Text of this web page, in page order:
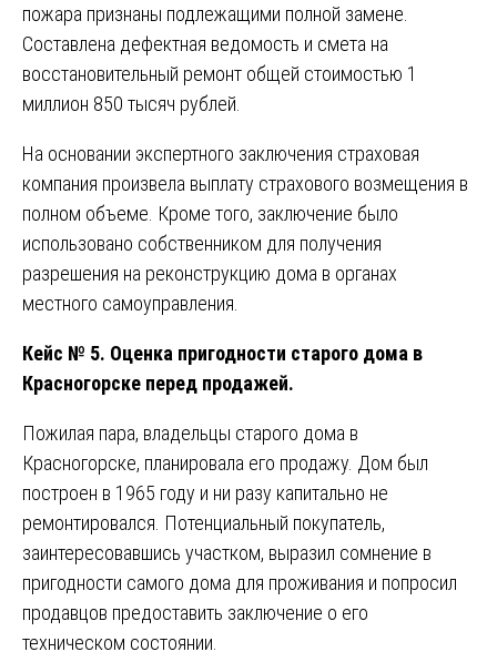
пожара признаны подлежащими полной замене.
Составлена дефектная ведомость и смета на
восстановительный ремонт общей стоимостью 1
миллион 850 тысяч рублей.
На основании экспертного заключения страховая
компания произвела выплату страхового возмещения в
полном объеме. Кроме того, заключение было
использовано собственником для получения
разрешения на реконструкцию дома в органах
местного самоуправления.
Кейс № 5. Оценка пригодности старого дома в
Красногорске перед продажей.
Пожилая пара, владельцы старого дома в
Красногорске, планировала его продажу. Дом был
построен в 1965 году и ни разу капитально не
ремонтировался. Потенциальный покупатель,
заинтересовавшись участком, выразил сомнение в
пригодности самого дома для проживания и попросил
продавцов предоставить заключение о его
техническом состоянии.